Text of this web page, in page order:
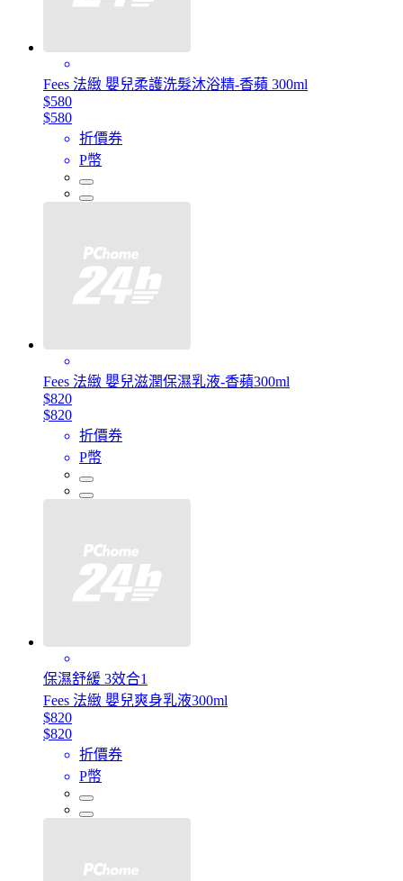
Fees 法緻 嬰兒柔護洗髮沐浴精-香蘋 300ml
$580
$580
折價券
P幣
Fees 法緻 嬰兒滋潤保濕乳液-香蘋300ml
$820
$820
折價券
P幣
保濕舒緩 3效合1
Fees 法緻 嬰兒爽身乳液300ml
$820
$820
折價券
P幣